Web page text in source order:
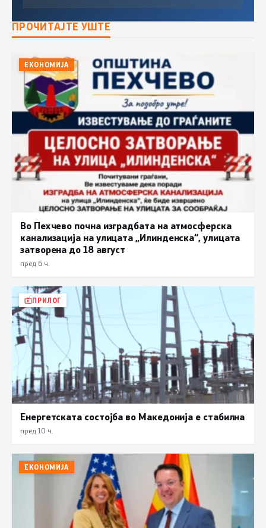
ПРОЧИТАЈТЕ УШТЕ
ЕКОНОМИЈА
Во Пехчево почна изградбата на атмосферска
канализација на улицата „Илинденска“, улицата
затворена до 18 август
пред 6 ч.
ПРИЛОГ
Енергетската состојба во Македонија е стабилна
пред 10 ч.
ЕКОНОМИЈА